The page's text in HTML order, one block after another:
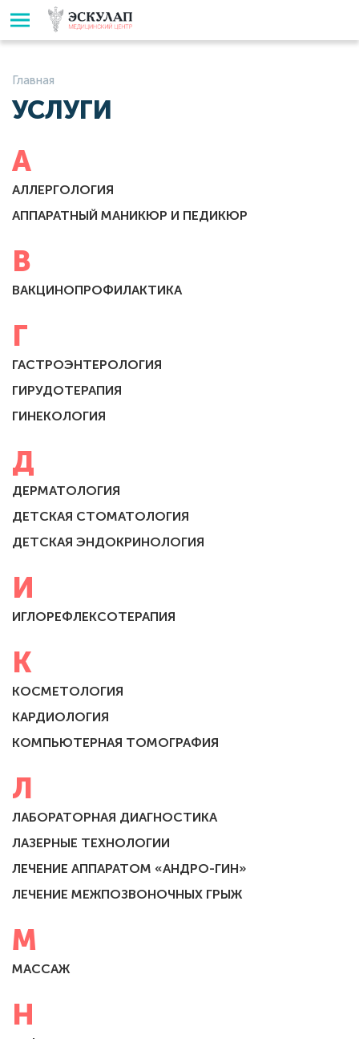
Главная
УСЛУГИ
А
АЛЛЕРГОЛОГИЯ
АППАРАТНЫЙ МАНИКЮР И ПЕДИКЮР
В
ВАКЦИНОПРОФИЛАКТИКА
Г
ГАСТРОЭНТЕРОЛОГИЯ
ГИРУДОТЕРАПИЯ
ГИНЕКОЛОГИЯ
Д
ДЕРМАТОЛОГИЯ
ДЕТСКАЯ СТОМАТОЛОГИЯ
ДЕТСКАЯ ЭНДОКРИНОЛОГИЯ
И
ИГЛОРЕФЛЕКСОТЕРАПИЯ
К
КОСМЕТОЛОГИЯ
КАРДИОЛОГИЯ
КОМПЬЮТЕРНАЯ ТОМОГРАФИЯ
Л
ЛАБОРАТОРНАЯ ДИАГНОСТИКА
ЛАЗЕРНЫЕ ТЕХНОЛОГИИ
ЛЕЧЕНИЕ АППАРАТОМ «АНДРО-ГИН»
ЛЕЧЕНИЕ МЕЖПОЗВОНОЧНЫХ ГРЫЖ
М
МАССАЖ
Н